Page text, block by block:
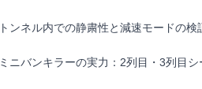
トンネル内での静粛性と減速モードの検
ミニバンキラーの実力：2列目・3列目